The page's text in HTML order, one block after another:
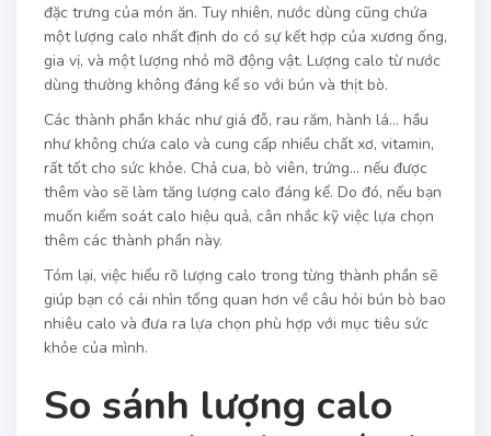
đặc trưng của món ăn. Tuy nhiên, nước dùng cũng chứa
một lượng calo nhất định do có sự kết hợp của xương ống,
gia vị, và một lượng nhỏ mỡ động vật. Lượng calo từ nước
dùng thường không đáng kể so với bún và thịt bò.
Các thành phần khác như giá đỗ, rau răm, hành lá… hầu
như không chứa calo và cung cấp nhiều chất xơ, vitamin,
rất tốt cho sức khỏe. Chả cua, bò viên, trứng… nếu được
thêm vào sẽ làm tăng lượng calo đáng kể. Do đó, nếu bạn
muốn kiểm soát calo hiệu quả, cân nhắc kỹ việc lựa chọn
thêm các thành phần này.
Tóm lại, việc hiểu rõ lượng calo trong từng thành phần sẽ
giúp bạn có cái nhìn tổng quan hơn về câu hỏi bún bò bao
nhiêu calo và đưa ra lựa chọn phù hợp với mục tiêu sức
khỏe của mình.
So sánh lượng calo